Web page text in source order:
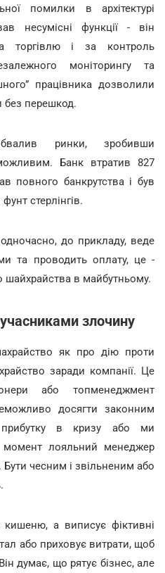
помилки в архітектурі
несумісні функції - він
торгівлю і за контроль
моніторингу та
працівника дозволили
перешкод.
ринки, зробивши
Банк втратив 827
повного банкрутства і був
стерлінгів.
до прикладу, веде
та проводить оплату, це -
в майбутньому.
злочину
як про дію проти
заради компанії. Це
або топменеджмент
досягти законним
прибутку в кризу або ми
момент лояльний менеджер
чесним і звільненим або
а виписує фіктивні
або приховує витрати, щоб
думає, що рятує бізнес, але